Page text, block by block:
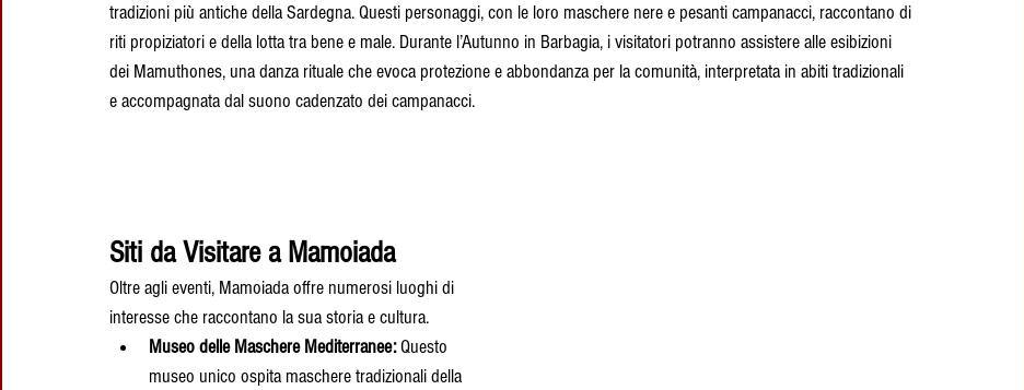
tradizioni più antiche della Sardegna. Questi personaggi, con le loro maschere nere e pesanti campanacci, raccontano di
riti propiziatori e della lotta tra bene e male. Durante l’Autunno in Barbagia, i visitatori potranno assistere alle esibizioni
dei Mamuthones, una danza rituale che evoca protezione e abbondanza per la comunità, interpretata in abiti tradizionali
e accompagnata dal suono cadenzato dei campanacci.
Siti da Visitare a Mamoiada
Oltre agli eventi, Mamoiada offre numerosi luoghi di
interesse che raccontano la sua storia e cultura.
Museo delle Maschere Mediterranee: Questo
museo unico ospita maschere tradizionali della